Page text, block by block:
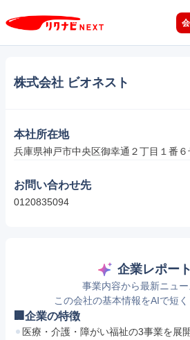
株式会社 ビオネスト
本社所在地
兵庫県神戸市中央区御幸通２丁目１番
お問い合わせ先
0120835094
企業レポート
事業内容から最新ニュー
この会社の基本情報をAIで短く
🏢企業の特徴
医療・介護・障がい福祉の3事業を展開